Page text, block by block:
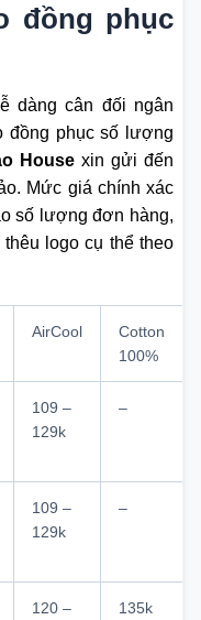
đồng phục
dàng cân đối ngân
đồng phục số lượng
House xin gửi đến
Mức giá chính xác
số lượng đơn hàng,
logo cụ thể theo
AirCool
Cotton
100%
109 –
129k
–
109 –
129k
–
120 – 135k